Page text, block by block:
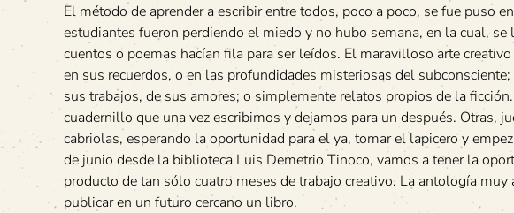
El método de aprender a escribir entre todos, poco a poco, se fue puso
estudiantes fueron perdiendo el miedo y no hubo semana, en la cual,
cuentos o poemas hacían fila para ser leídos. El maravilloso arte
en sus recuerdos, o en las profundidades misteriosas del
sus trabajos, de sus amores; o simplemente relatos propios de la
cuadernillo que una vez escribimos y dejamos para un después. Otras,
cabriolas, esperando la oportunidad para el ya, tomar el lapicero y
de junio desde la biblioteca Luis Demetrio Tinoco, vamos a tener la
producto de tan sólo cuatro meses de trabajo creativo. La antología
publicar en un futuro cercano un libro.